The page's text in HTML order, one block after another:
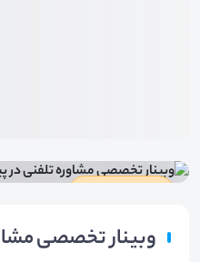
وبینار تخصصی